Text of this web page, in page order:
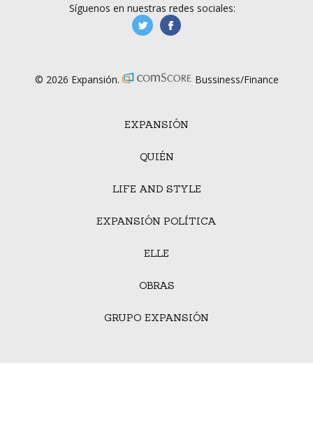
EXPANSIÓN
QUIÉN
LIFE AND STYLE
EXPANSIÓN POLÍTICA
ELLE
OBRAS
GRUPO EXPANSIÓN
Síguenos en nuestras redes sociales:
manufacturaGE
© 2026 Expansión. Bussiness/Finance